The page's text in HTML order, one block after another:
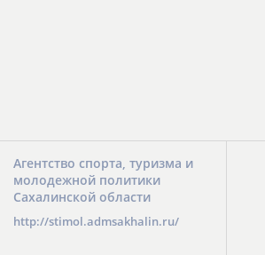
Агентство спорта, туризма и
молодежной политики
Сахалинской области
http://stimol.admsakhalin.ru/